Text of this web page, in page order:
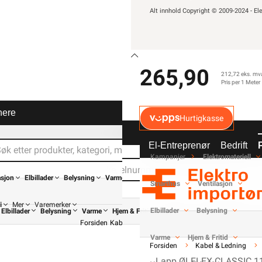
Elbillader Belysning Varme
Mer Varemerker
Forsiden Kabel & Ledning
Elektrisk materiell
Alt innhold Copyright © 2009-2024 -
265,90
212,72 eks.
Pris per 1 Meter
Hurtigkasse
El-Entreprenør Bedrift
Kampanjer Elektromateriell
Smarthus Ventilasjon
Elbillader Belysning
Varme Hjem & Fritid
Forsiden Kabel & Ledning
Elbillader Belysning Varme Hjem & Fritid Verktøy Kabel & Ledning